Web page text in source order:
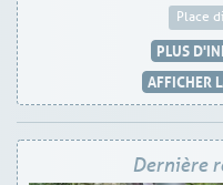
Place
PLUS
AFFICHER
Dernière